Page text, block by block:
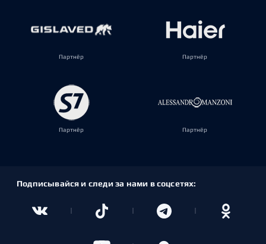
Партнёр Партнёр
Партнёр Партнёр
Подписывайся и следи за нами в соцсетях: